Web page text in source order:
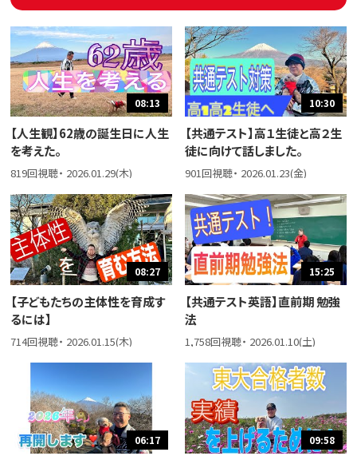
08:13
【人生観】62歳の誕生日に人生
を考えた。
819回視聴・ 2026.01.29(木)
10:30
【共通テスト】高１生徒と高２生
徒に向けて話しました。
901回視聴・ 2026.01.23(金)
08:27
【子どもたちの主体性を育成す
るには】
714回視聴・ 2026.01.15(木)
15:25
【共通テスト英語】直前期 勉強
法
1,758回視聴・ 2026.01.10(土)
06:17 09:58